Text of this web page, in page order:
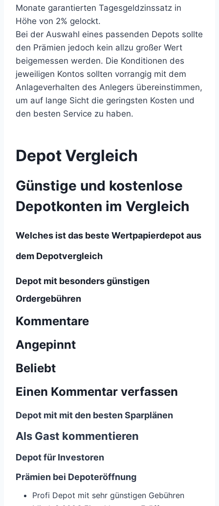
Monate garantierten Tagesgeldzinssatz in
Höhe von 2% gelockt.
Bei der Auswahl eines passenden Depots sollte
den Prämien jedoch kein allzu großer Wert
beigemessen werden. Die Konditionen des
jeweiligen Kontos sollten vorrangig mit dem
Anlageverhalten des Anlegers übereinstimmen,
um auf lange Sicht die geringsten Kosten und
den besten Service zu haben.
Depot Vergleich
Günstige und kostenlose
Depotkonten im Vergleich
Welches ist das beste Wertpapierdepot aus
dem Depotvergleich
Depot mit besonders günstigen
Ordergebühren
Kommentare
Angepinnt
Beliebt
Einen Kommentar verfassen
Depot mit mit den besten Sparplänen
Als Gast kommentieren
Depot für Investoren
Prämien bei Depoteröffnung
Profi Depot mit sehr günstigen Gebühren